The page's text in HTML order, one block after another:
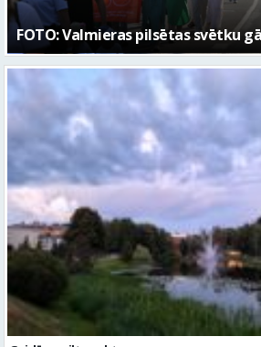
Gaidāma silta nakts